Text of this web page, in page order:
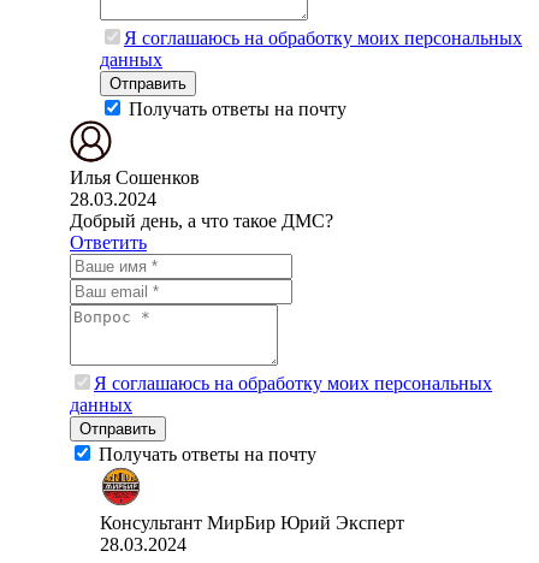
Я соглашаюсь на обработку моих персональных
данных
Отправить
Получать ответы на почту
Илья Сошенков
28.03.2024
Добрый день, а что такое ДМС?
Ответить
Я соглашаюсь на обработку моих персональных
данных
Отправить
Получать ответы на почту
Консультант МирБир Юрий Эксперт
28.03.2024